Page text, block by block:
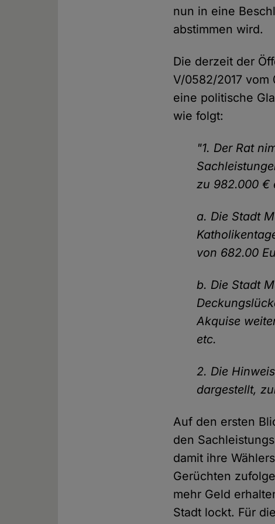
nun in eine
abstimmen wird.
Die derzeit der
V/0582/2017 vom
eine politische
wie folgt:
"1. Der Rat
zu 982.000 €
a. Die Stadt
von 682.00
b. Die Stadt
Akquise
etc.
2. Die
dargestellt,
Auf den ersten
den
damit ihre
Gerüchten
mehr Geld
Stadt lockt. Für